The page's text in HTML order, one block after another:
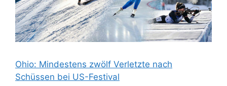
Ohio: Mindestens zwölf Verletzte nach
Schüssen bei US-Festival